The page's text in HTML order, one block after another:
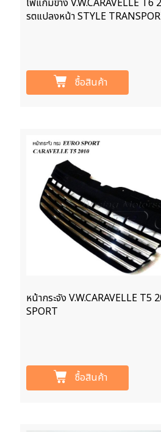
ไฟแก้มข้าง V.W.CARAVELLE T6
รตแปลงหน้า STYLE
ซื้อสินค้า
หน้ากระจัง V.W.CARAVELLE T5
SPORT
ซื้อสินค้า